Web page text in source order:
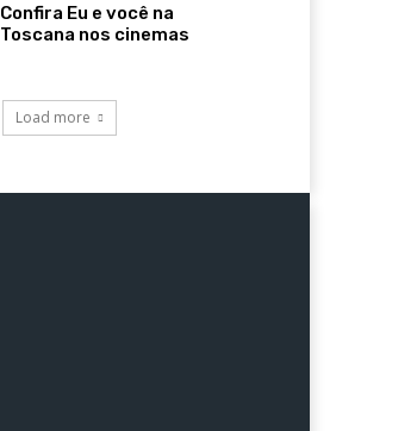
Confira Eu e você na
Toscana nos cinemas
Load more